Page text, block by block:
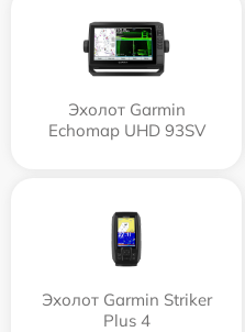
Эхолот Garmin
Echomap UHD 93SV
Эхолот Garmin Striker
Plus 4